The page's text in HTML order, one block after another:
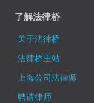
了解法律桥
关于法律桥
法律桥主站
上海公司法律师
聘请律师